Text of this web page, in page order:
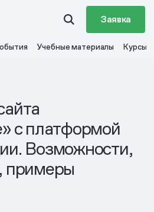
Заявка
Учебные материалы Курсы
с платформой
Возможности,
примеры